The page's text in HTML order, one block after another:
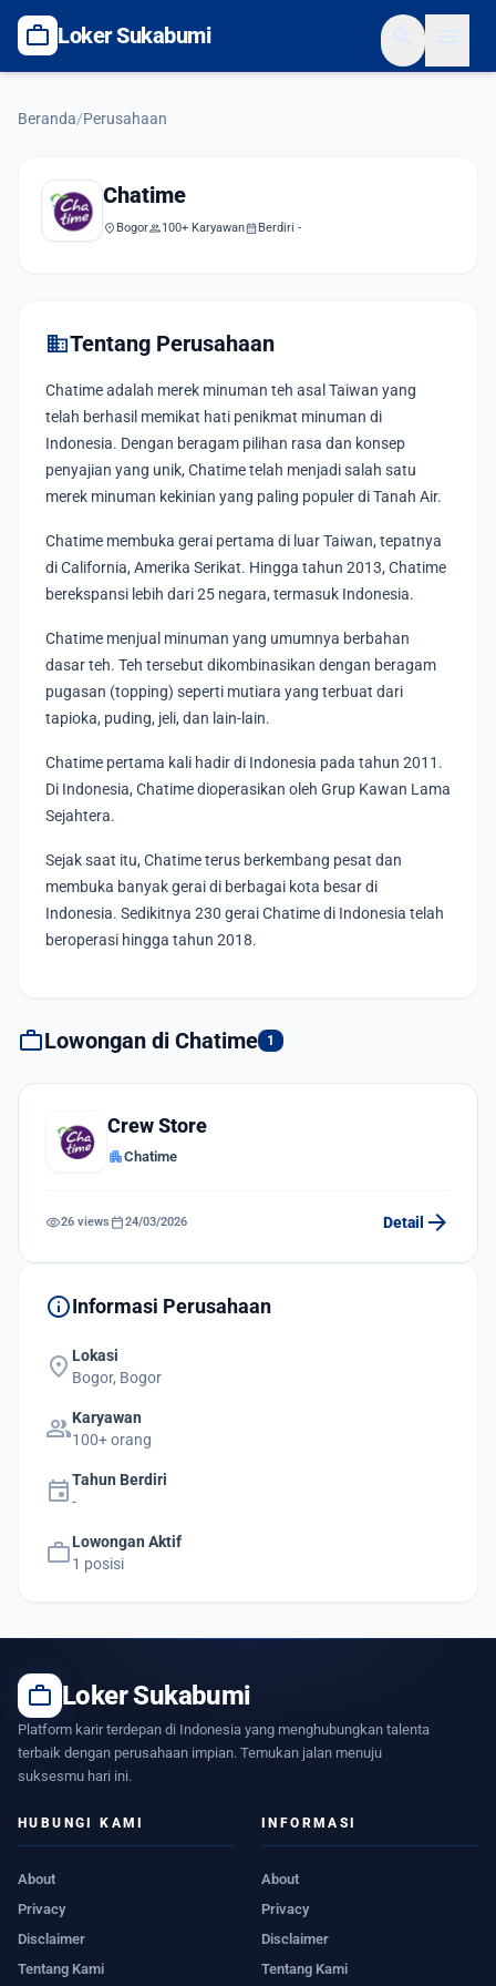
work Loker Sukabumi
Beranda/Perusahaan
Chatime
location_on Bogorgroup100+ Karyawancalendar_monthBerdiri -
domainTentang Perusahaan
Chatime adalah merek minuman teh asal Taiwan yang
telah berhasil memikat hati penikmat minuman di
Indonesia. Dengan beragam pilihan rasa dan konsep
penyajian yang unik, Chatime telah menjadi salah satu
merek minuman kekinian yang paling populer di Tanah Air.
Chatime membuka gerai pertama di luar Taiwan, tepatnya
di California, Amerika Serikat. Hingga tahun 2013, Chatime
berekspansi lebih dari 25 negara, termasuk Indonesia.
Chatime menjual minuman yang umumnya berbahan
dasar teh. Teh tersebut dikombinasikan dengan beragam
pugasan (topping) seperti mutiara yang terbuat dari
tapioka, puding, jeli, dan lain-lain.
Chatime pertama kali hadir di Indonesia pada tahun 2011.
Di Indonesia, Chatime dioperasikan oleh Grup Kawan Lama
Sejahtera.
Sejak saat itu, Chatime terus berkembang pesat dan
membuka banyak gerai di berbagai kota besar di
Indonesia. Sedikitnya 230 gerai Chatime di Indonesia telah
beroperasi hingga tahun 2018.
workLowongan di Chatime 1
Crew Store
apartmentChatime
visibility26 views calendar_today24/03/2026 Detail arrow_forward
infoInformasi Perusahaan
location_on Lokasi
Bogor, Bogor
groupKaryawan
100+ orang
eventTahun Berdiri
-
workLowongan Aktif
1 posisi
work Loker Sukabumi
Platform karir terdepan di Indonesia yang menghubungkan talenta
terbaik dengan perusahaan impian. Temukan jalan menuju
suksesmu hari ini.
HUBUNGI KAMI
About
Privacy
Disclaimer
Tentang Kami
INFORMASI
About
Privacy
Disclaimer
Tentang Kami